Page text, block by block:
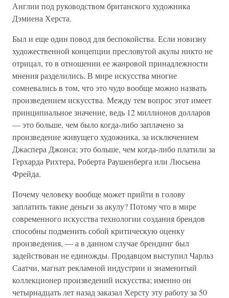
Англии под руководством британского художника
Дэмиена Херста.
Был и еще один повод для беспокойства. Если новизну
художественной концепции пресловутой акулы никто не
отрицал, то в отношении ее жанровой принадлежности
мнения разделились. В мире искусства многие
сомневались в том, что это чудо вообще можно назвать
произведением искусства. Между тем вопрос этот имеет
принципиальное значение, ведь 12 миллионов долларов
— это больше, чем было когда-либо заплачено за
произведение живущего художника, за исключением
Джаспера Джонса; это больше, чем когда-либо платили за
Герхарда Рихтера, Роберта Раушенберга или Люсьена
Фрейда.
Почему человеку вообще может прийти в голову
заплатить такие деньги за акулу? Потому что в мире
современного искусства технологии создания брендов
способны подменить собой критическую оценку
произведения, — а в данном случае брендинг был
задействован не единожды. Продавцом выступил Чарльз
Саатчи, магнат рекламной индустрии и знаменитый
коллекционер произведений искусства; именно он
четырнадцать лет назад заказал Херсту эту работу за 50